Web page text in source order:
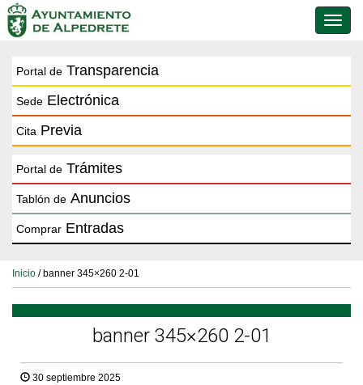
de
Portal de Transparencia
Sede Electrónica
Cita Previa
Portal de Trámites
Tablón de Anuncios
Comprar Entradas
Inicio / banner 345×260 2-01
banner 345×260 2-01
30 septiembre 2025